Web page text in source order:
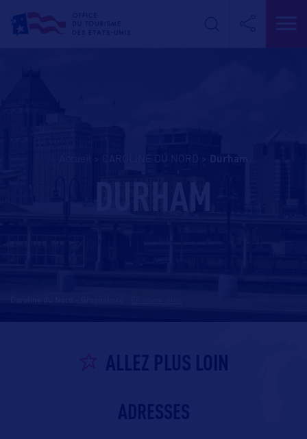
CAROLINE DU NORD durham
DURHAM
ALLEZ PLUS LOIN
ADRESSES